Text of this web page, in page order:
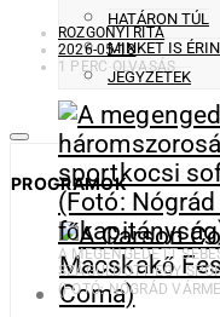
HATÁRON TÚL
MINKET IS
JEGYZETEK
PROGRAMOK
ROZGONYI RITA
2026-05-18
1 PERC OLVASÁS
A MEGENGEDETT
SZÁGULDOTT EGY
(FOTÓ: NÓGRÁD